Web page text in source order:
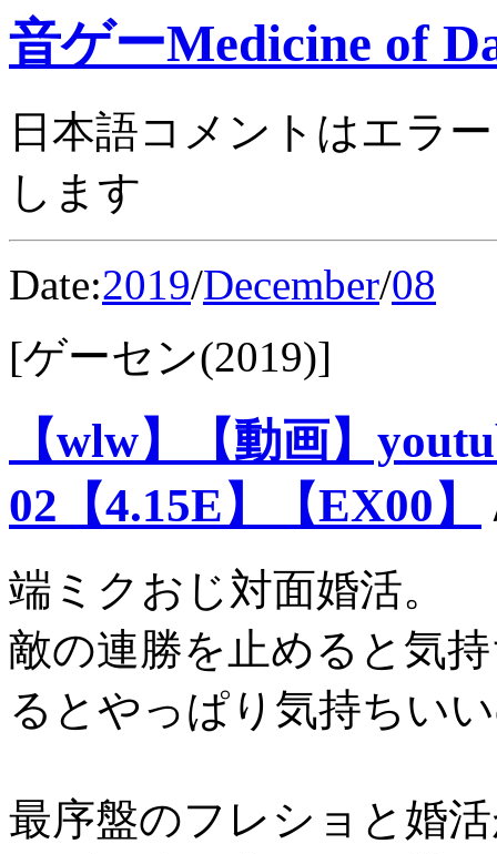
音ゲーMedicine of
日本語コメントはエラ
します
Date:2019/December/08
[ゲーセン(2019)]
【wlw】【動画】
02【4.15E】【EX00】
端ミクおじ対面婚活。
敵の連勝を止めると気
るとやっぱり気持ちい
最序盤のフレショと婚